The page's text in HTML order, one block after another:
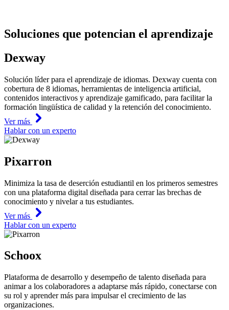
Soluciones que potencian el aprendizaje
Dexway
Solución líder para el aprendizaje de idiomas. Dexway cuenta con
cobertura de 8 idiomas, herramientas de inteligencia artificial,
contenidos interactivos y aprendizaje gamificado, para facilitar la
formación lingüística de calidad y la retención del conocimiento.
Ver más
Hablar con un experto
Pixarron
Minimiza la tasa de deserción estudiantil en los primeros semestres
con una plataforma digital diseñada para cerrar las brechas de
conocimiento y nivelar a tus estudiantes.
Ver más
Hablar con un experto
Schoox
Plataforma de desarrollo y desempeño de talento diseñada para
animar a los colaboradores a adaptarse más rápido, conectarse con
su rol y aprender más para impulsar el crecimiento de las
organizaciones.